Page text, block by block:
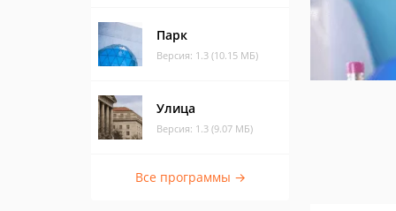
Парк
Версия: 1.3 (10.15 МБ)
Улица
Версия: 1.3 (9.07 МБ)
Все программы →